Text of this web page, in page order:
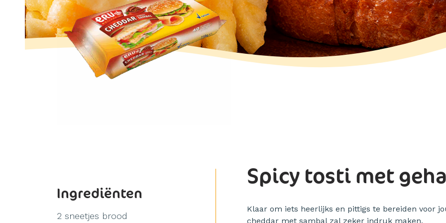
Spicy tosti met
Klaar om iets heerlijks en pittigs te bereiden voor
cheddar met sambal zal zeker indruk maken.
Ingrediënten
2 sneetjes brood